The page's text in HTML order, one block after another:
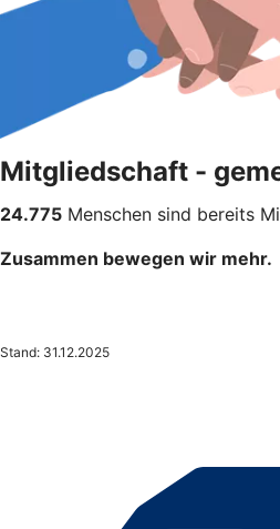
Mitgliedschaft -
24.775 Menschen sind bereits
Zusammen bewegen wir mehr.
Stand: 31.12.2025